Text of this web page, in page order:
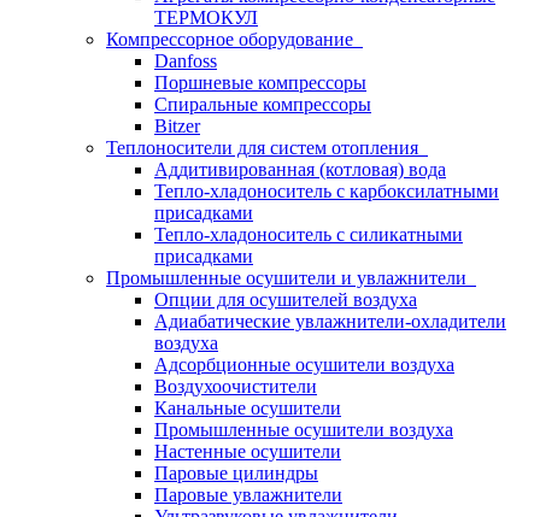
ТЕРМОКУЛ
Компрессорное оборудование
Danfoss
Поршневые компрессоры
Спиральные компрессоры
Bitzer
Теплоносители для систем отопления
Аддитивированная (котловая) вода
Тепло-хладоноситель с карбоксилатными
присадками
Тепло-хладоноситель с силикатными
присадками
Промышленные осушители и увлажнители
Опции для осушителей воздуха
Адиабатические увлажнители-охладители
воздуха
Адсорбционные осушители воздуха
Воздухоочистители
Канальные осушители
Промышленные осушители воздуха
Настенные осушители
Паровые цилиндры
Паровые увлажнители